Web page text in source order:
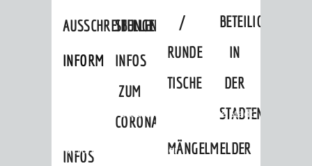
AUSSCHREIBUNGEN
INFORMATIONSPFLICHTEN
STELLENANGEBOTE
INFOS
ZUM
CORONAVIRUS
INFOS
/
RUNDE
TISCHE
BETEILIGUNGEN
IN
DER
MÄNGELMELDER
»Stadtthemen
Unsere Stadt
Ortschaften »Lützelsachsen
Veranstaltungskalender